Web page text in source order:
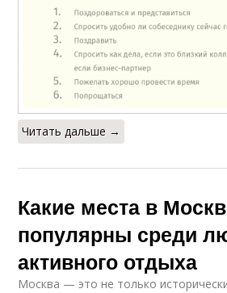
Читать дальше →
Какие места в
популярны среди
активного отдыха
Москва — это не только